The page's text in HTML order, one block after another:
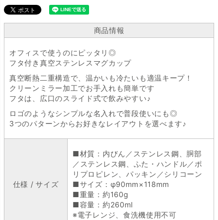
商品情報
オフィスで使うのにピッタリ◎
フタ付き真空ステンレスマグカップ
真空断熱二重構造で、温かいも冷たいも適温キープ！
クリーンミラー加工でお手入れも簡単です
フタは、広口のスライド式で飲みやすい♪
ロゴのようなシンプルな名入れで普段使いにも◎
3つのパターンからお好きなレイアウトを選べます♪
仕様 / サイズ
■材質：内びん／ステンレス鋼、胴部
／ステンレス鋼、ふた・ハンドル／ポ
リプロピレン、パッキン／シリコーン
■サイズ：φ90mm×118mm
■重量：約160g
■容量：約260ml
※電子レンジ、食洗機使用不可